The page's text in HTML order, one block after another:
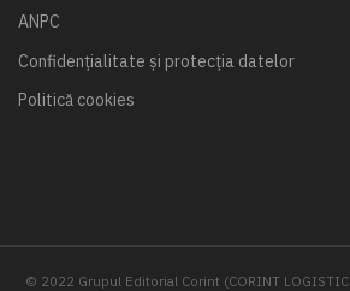
ANPC
Confidențialitate și protecția datelor
Politică cookies
© 2022 Grupul Editorial Corint (CORINT LOGISTIC